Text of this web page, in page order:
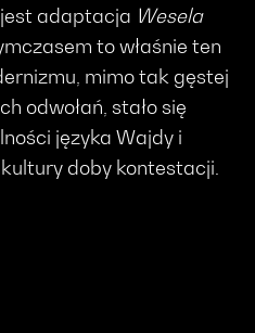
jest adaptacja Wesela
to właśnie ten
mimo tak gęstej
odwołań, stało się
języka Wajdy i
doby kontestacji.